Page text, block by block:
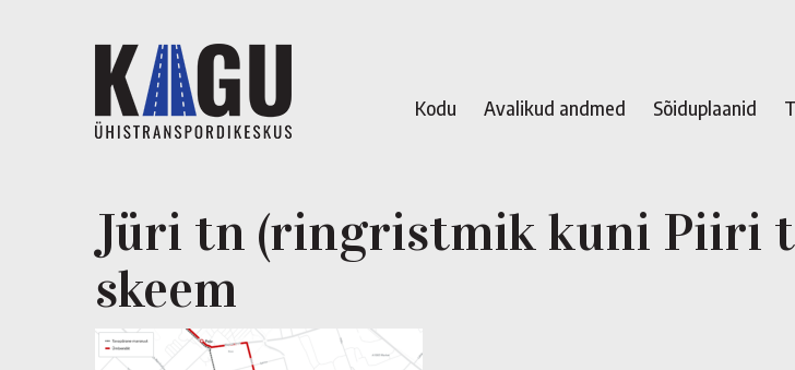
Kodu Avalikud andmed Sõiduplaanid
Jüri tn (ringristmik kuni Piiri
skeem